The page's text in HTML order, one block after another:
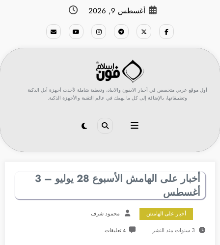
أغسطس 9, 2026
أول موقع عربي متخصص في أخبار الآيفون والآيباد، وتغطية شاملة لأحدث أجهزة أبل الذكية
وتطبيقاتها، بالإضافة إلى كل ما يهمك في عالم التقنية والأجهزة الذكية.
أخبار على الهامش الأسبوع 28 يوليو – 3
أغسطس
أخبار على الهامش محمود شرف
3 سنوات منذ النشر 4 تعليقات